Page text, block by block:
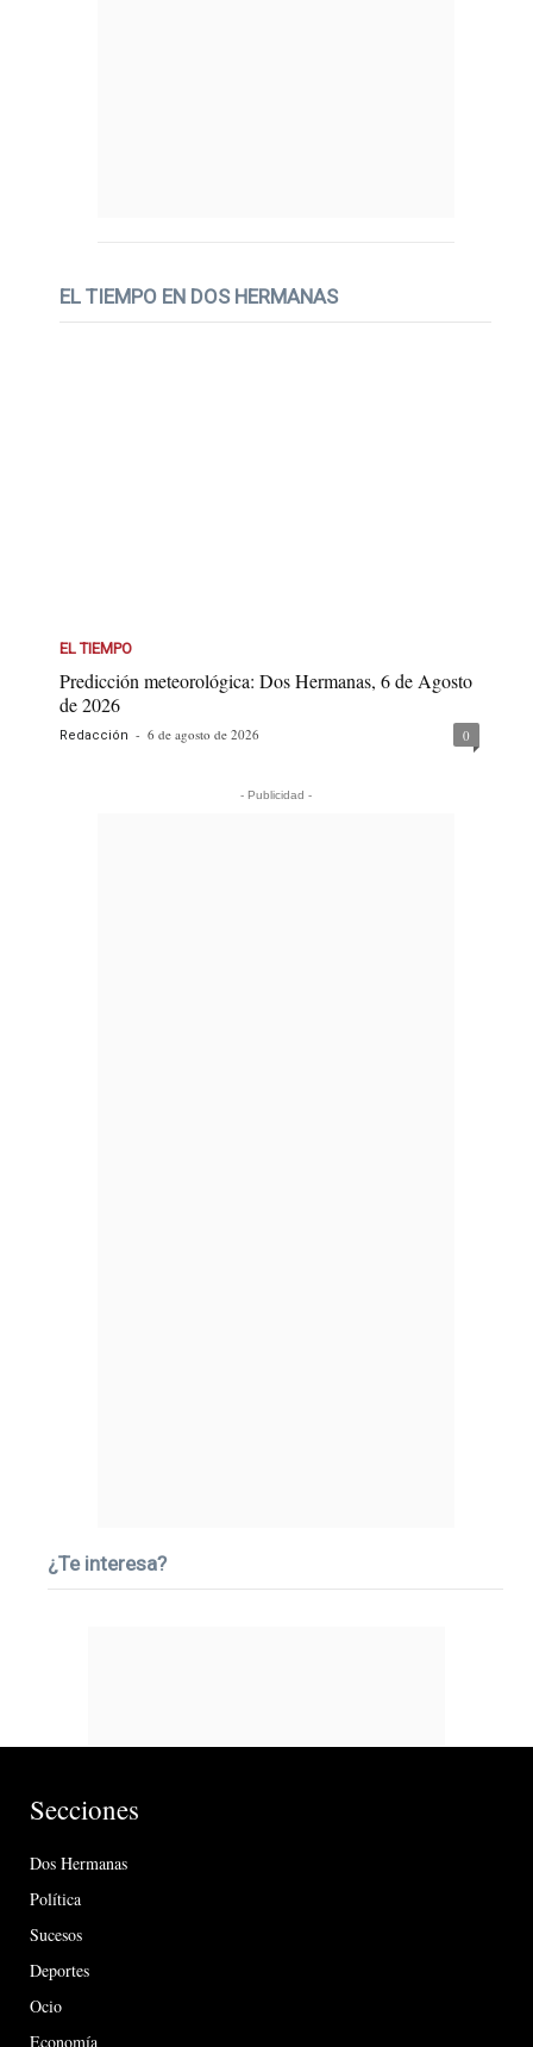
EL TIEMPO EN DOS HERMANAS
EL TIEMPO
Predicción meteorológica: Dos Hermanas, 6 de Agosto
de 2026
Redacción - 6 de agosto de 2026 0
- Publicidad -
¿Te interesa?
Secciones
Dos Hermanas
Política
Sucesos
Deportes
Ocio
Economía